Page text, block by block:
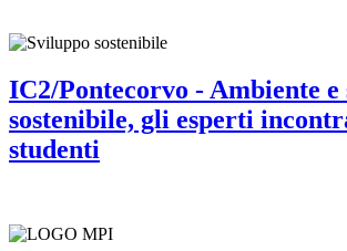
IC2/Pontecorvo - Ambiente e
sostenibile, gli esperti
studenti